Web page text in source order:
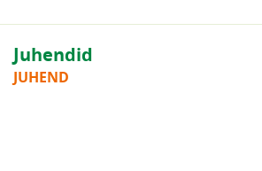
Juhendid
JUHEND